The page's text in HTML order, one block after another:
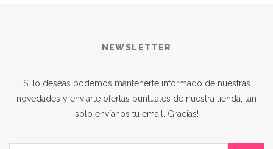
NEWSLETTER
Si lo deseas podemos mantenerte informado de nuestras
novedades y enviarte ofertas puntuales de nuestra tienda, tan
solo envíanos tu email. Gracias!